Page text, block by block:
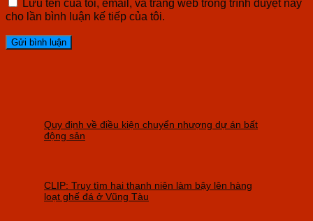
Lưu tên của tôi, email, và trang web trong trình duyệt này
cho lần bình luận kế tiếp của tôi.
Quy định về điều kiện chuyển nhượng dự án bất
động sản
CLIP: Truy tìm hai thanh niên làm bậy lên hàng
loạt ghế đá ở Vũng Tàu